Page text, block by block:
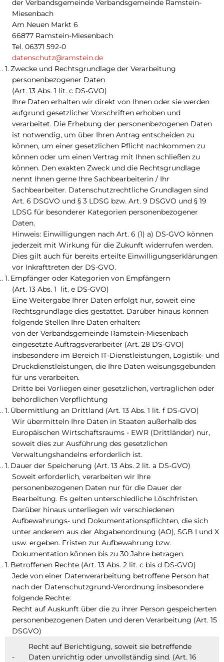
der Verbandsgemeinde Verbandsgemeinde Ramstein-
Miesenbach
Am Neuen Markt 6
66877 Ramstein-Miesenbach
Tel. 06371 592-0
datenschutz@ramstein.de
Zwecke und Rechtsgrundlage der Verarbeitung
personenbezogener Daten
(Art. 13 Abs. 1 lit. c DS-GVO)
Ihre Daten erhalten wir direkt von Ihnen oder sie werden
aufgrund gesetzlicher Vorschriften erhoben und
verarbeitet. Die Erhebung der personenbezogenen Daten
ist notwendig, um über Ihren Antrag entscheiden zu
können, um einer gesetzlichen Pflicht nachkommen zu
können oder um einen Vertrag mit Ihnen schließen zu
können. Den exakten Zweck und die Rechtsgrundlage
nennt Ihnen gerne Ihre Sachbearbeiterin / Ihr
Sachbearbeiter. Datenschutzrechtliche Grundlagen sind
Art. 6 DSGVO und § 3 LDSG bzw. Art. 9 DSGVO und § 19
LDSG für besonderer Kategorien personenbezogener
Daten.
Hinweis: Einwilligungen nach Art. 6 (1) a) DS-GVO können
jederzeit mit Wirkung für die Zukunft widerrufen werden.
Dies gilt auch für bereits erteilte Einwilligungserklärungen
vor Inkrafttreten der DS-GVO.
Empfänger oder Kategorien von Empfängern
(Art. 13 Abs. 1 lit. e DS-GVO)
Eine Weitergabe Ihrer Daten erfolgt nur, soweit eine
Rechtsgrundlage dies gestattet. Darüber hinaus können
folgende Stellen Ihre Daten erhalten:
von der Verbandsgemeinde Ramstein-Miesenbach
eingesetzte Auftragsverarbeiter (Art. 28 DS-GVO)
insbesondere im Bereich IT-Dienstleistungen, Logistik- und
Druckdienstleistungen, die Ihre Daten weisungsgebunden
für uns verarbeiten.
Dritte bei Vorliegen einer gesetzlichen, vertraglichen oder
behördlichen Verpflichtung
Übermittlung an Drittland (Art. 13 Abs. 1 lit. f DS-GVO)
Wir übermitteln Ihre Daten in Staaten außerhalb des
Europäischen Wirtschaftsraums - EWR (Drittländer) nur,
soweit dies zur Ausführung des gesetzlichen
Verwaltungshandelns erforderlich ist.
Dauer der Speicherung (Art. 13 Abs. 2 lit. a DS-GVO)
Soweit erforderlich, verarbeiten wir Ihre
personenbezogenen Daten nur für die Dauer der
Bearbeitung. Es gelten unterschiedliche Löschfristen.
Darüber hinaus unterliegen wir verschiedenen
Aufbewahrungs- und Dokumentationspflichten, die sich
unter anderem aus der Abgabenordnung (AO), SGB I und X
usw. ergeben. Fristen zur Aufbewahrung bzw.
Dokumentation können bis zu 30 Jahre betragen.
Betroffenen Rechte (Art. 13 Abs. 2 lit. c bis d DS-GVO)
Jede von einer Datenverarbeitung betroffene Person hat
nach der Datenschutzgrund-Verordnung insbesondere
folgende Rechte:
Recht auf Auskunft über die zu ihrer Person gespeicherten
personenbezogenen Daten und deren Verarbeitung (Art. 15
DSGVO)
-
Recht auf Berichtigung, soweit sie betreffende
Daten unrichtig oder unvollständig sind. (Art. 16